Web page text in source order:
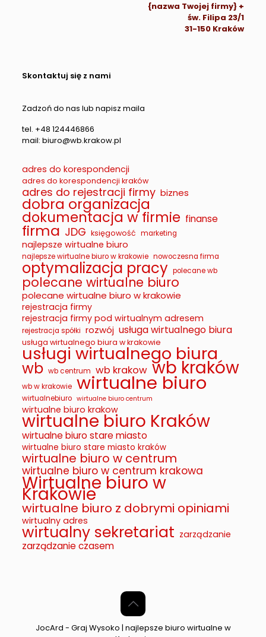
{nazwa Twojej firmy} +
św. Filipa 23/1
31-150 Kraków
Skontaktuj się z nami
Zadzoń do nas lub napisz maila
tel. +48 124446866
mail: biuro@wb.krakow.pl
adres do korespondencji
adres do korespondencji kraków
adres do rejestracji firmy biznes
dobra organizacja
dokumentacja w firmie finanse
firma JDG księgowość marketing
najlepsze wirtualne biuro
najlepsze wirtualne biuro w krakowie nowoczesna firma
optymalizacja pracy polecane wb
polecane wirtualne biuro
polecane wirtualne biuro w krakowie
rejestracja firmy
rejestracja firmy pod wirtualnym adresem
rejestracja spółki rozwój usługa wirtualnego biura
usługa wirtualnego biura w krakowie
usługi wirtualnego biura
wb wb centrum wb krakow wb kraków
wb w krakowie wirtualne biuro
wirtualnebiuro wirtualne biuro centrum
wirtualne biuro krakow
wirtualne biuro Kraków
wirtualne biuro stare miasto
wirtualne biuro stare miasto kraków
wirtualne biuro w centrum
wirtualne biuro w centrum krakowa
Wirtualne biuro w
Krakowie
wirtualne biuro z dobrymi opiniami
wirtualny adres
wirtualny sekretariat zarządzanie
zarządzanie czasem
JocArd - Graj Wysoko | najlepsze biuro wirtualne w